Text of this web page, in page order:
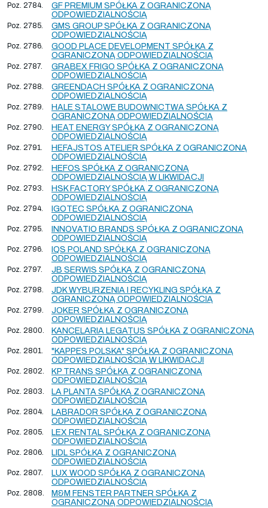
Poz. 2784.
GF PREMIUM SPÓŁKA Z OGRANICZONĄ
ODPOWIEDZIALNOŚCIĄ
Poz. 2785.
GMS GROUP SPÓŁKA Z OGRANICZONĄ
ODPOWIEDZIALNOŚCIĄ
Poz. 2786.
GOOD PLACE DEVELOPMENT SPÓŁKA Z
OGRANICZONĄ ODPOWIEDZIALNOŚCIĄ
Poz. 2787.
GRABEX FRIGO SPÓŁKA Z OGRANICZONĄ
ODPOWIEDZIALNOŚCIĄ
Poz. 2788.
GREENDACH SPÓŁKA Z OGRANICZONĄ
ODPOWIEDZIALNOŚCIĄ
Poz. 2789.
HALE STALOWE BUDOWNICTWA SPÓŁKA Z
OGRANICZONĄ ODPOWIEDZIALNOŚCIĄ
Poz. 2790.
HEAT ENERGY SPÓŁKA Z OGRANICZONĄ
ODPOWIEDZIALNOŚCIĄ
Poz. 2791.
HEFAJSTOS ATELIER SPÓŁKA Z OGRANICZONĄ
ODPOWIEDZIALNOŚCIĄ
Poz. 2792.
HEFOS SPÓŁKA Z OGRANICZONĄ
ODPOWIEDZIALNOŚCIĄ W LIKWIDACJI
Poz. 2793.
HSK FACTORY SPÓŁKA Z OGRANICZONĄ
ODPOWIEDZIALNOŚCIĄ
Poz. 2794.
IGOTEC SPÓŁKA Z OGRANICZONĄ
ODPOWIEDZIALNOŚCIĄ
Poz. 2795.
INNOVATIO BRANDS SPÓŁKA Z OGRANICZONĄ
ODPOWIEDZIALNOŚCIĄ
Poz. 2796.
IQS POLAND SPÓŁKA Z OGRANICZONĄ
ODPOWIEDZIALNOŚCIĄ
Poz. 2797.
JB SERWIS SPÓŁKA Z OGRANICZONĄ
ODPOWIEDZIALNOŚCIĄ
Poz. 2798.
JDK WYBURZENIA I RECYKLING SPÓŁKA Z
OGRANICZONĄ ODPOWIEDZIALNOŚCIĄ
Poz. 2799.
JOKER SPÓŁKA Z OGRANICZONĄ
ODPOWIEDZIALNOŚCIĄ
Poz. 2800.
KANCELARIA LEGATUS SPÓŁKA Z OGRANICZONĄ
ODPOWIEDZIALNOŚCIĄ
Poz. 2801.
"KAPPES POLSKA" SPÓŁKA Z OGRANICZONĄ
ODPOWIEDZIALNOŚCIĄ W LIKWIDACJI
Poz. 2802.
KP TRANS SPÓŁKA Z OGRANICZONĄ
ODPOWIEDZIALNOŚCIĄ
Poz. 2803.
LA PLANTA SPÓŁKA Z OGRANICZONĄ
ODPOWIEDZIALNOŚCIĄ
Poz. 2804.
LABRADOR SPÓŁKA Z OGRANICZONĄ
ODPOWIEDZIALNOŚCIĄ
Poz. 2805.
LEX RENTAL SPÓŁKA Z OGRANICZONĄ
ODPOWIEDZIALNOŚCIĄ
Poz. 2806.
LIDL SPÓŁKA Z OGRANICZONĄ
ODPOWIEDZIALNOŚCIĄ
Poz. 2807.
LUX WOOD SPÓŁKA Z OGRANICZONĄ
ODPOWIEDZIALNOŚCIĄ
Poz. 2808.
M&M FENSTER PARTNER SPÓŁKA Z
OGRANICZONĄ ODPOWIEDZIALNOŚCIĄ